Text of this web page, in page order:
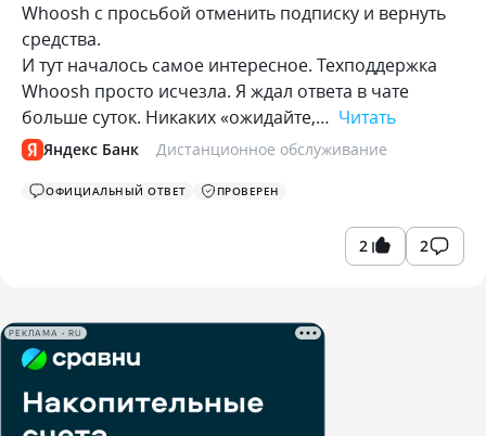
Whoosh с просьбой отменить подписку и вернуть
средства.
И тут началось самое интересное. Техподдержка
Whoosh просто исчезла. Я ждал ответа в чате
больше суток. Никаких «ожидайте,… Читать
Яндекс Банк Дистанционное обслуживание
ОФИЦИАЛЬНЫЙ ОТВЕТ ПРОВЕРЕН
2 2
РЕКЛАМА • RU